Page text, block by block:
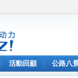
活動回顧 公路八